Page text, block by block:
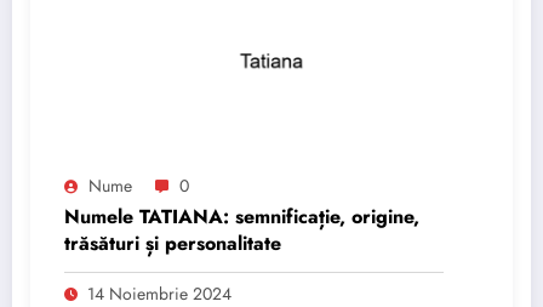
Nume 0
Numele TATIANA: semnificație, origine,
trăsături și personalitate
14 Noiembrie 2024